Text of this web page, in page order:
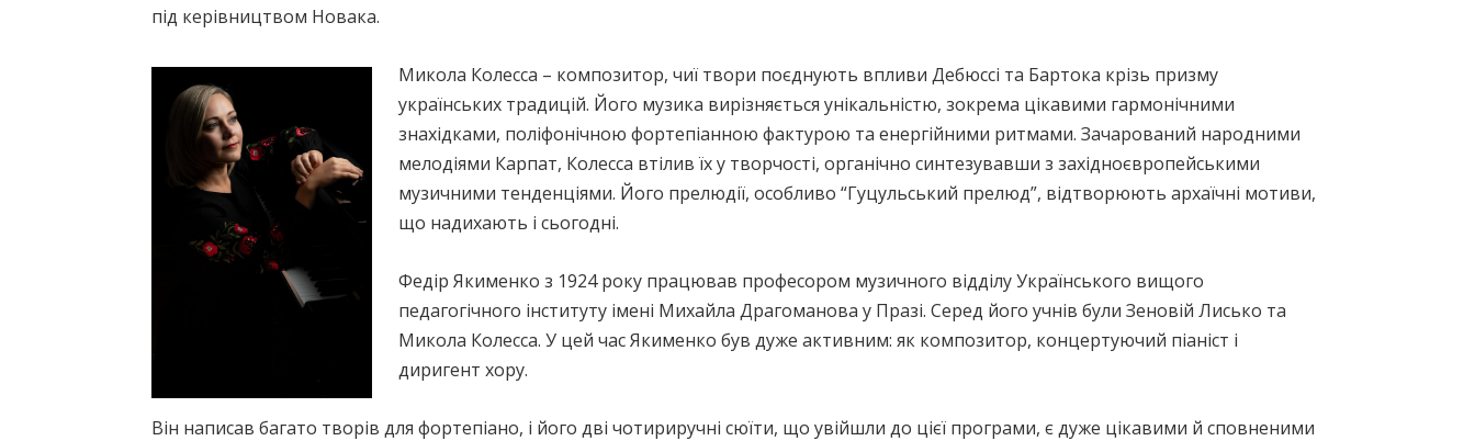
під керівництвом Новака.
Микола Колесса – композитор, чиї твори поєднують впливи Дебюссі та Бартока крізь призму
українських традицій. Його музика вирізняється унікальністю, зокрема цікавими гармонічними
знахідками, поліфонічною фортепіанною фактурою та енергійними ритмами. Зачарований народними
мелодіями Карпат, Колесса втілив їх у творчості, органічно синтезувавши з західноєвропейськими
музичними тенденціями. Його прелюдії, особливо “Гуцульський прелюд”, відтворюють архаїчні мотиви,
що надихають і сьогодні.
Федір Якименко з 1924 року працював професором музичного відділу Українського вищого
педагогічного інституту імені Михайла Драгоманова у Празі. Серед його учнів були Зеновій Лисько та
Микола Колесса. У цей час Якименко був дуже активним: як композитор, концертуючий піаніст і
диригент хору.
Він написав багато творів для фортепіано, і його дві чотириручні сюїти, що увійшли до цієї програми, є дуже цікавими й сповненими